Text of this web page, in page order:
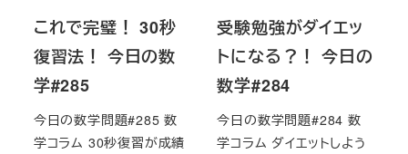
これで完璧！ 30秒
復習法！ 今日の数
学#285
今日の数学問題#285 数
学コラム 30秒復習が成績
受験勉強がダイエッ
トになる？！ 今日の
数学#284
今日の数学問題#284 数
学コラム ダイエットしよう